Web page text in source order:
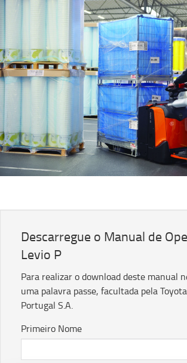
Descarregue o Manual de
Levio P
Para realizar o download deste manual
uma palavra passe, facultada pela
Portugal S.A.
Primeiro Nome